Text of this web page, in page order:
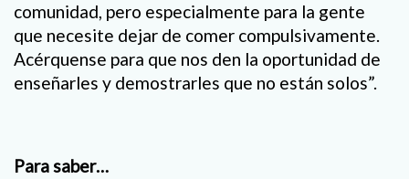
comunidad, pero especialmente para la gente
que necesite dejar de comer compulsivamente.
Acérquense para que nos den la oportunidad de
enseñarles y demostrarles que no están solos”.
Para saber…